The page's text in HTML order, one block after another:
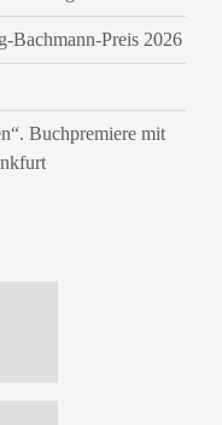
Bachmann-Preis 2026
Buchpremiere mit